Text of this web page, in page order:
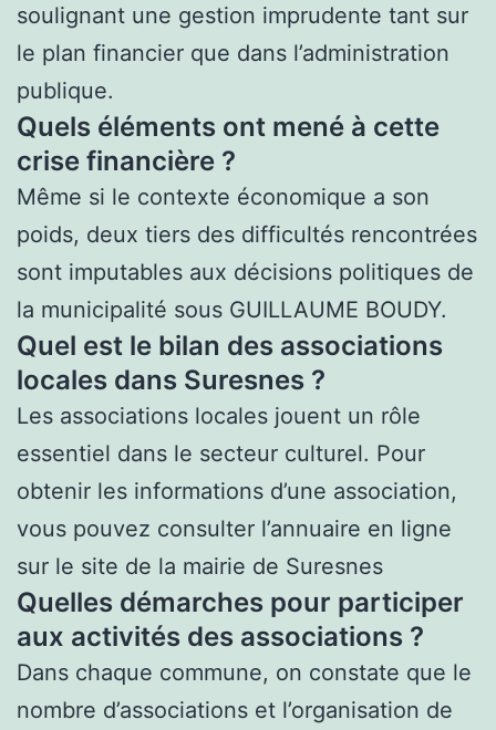
soulignant une gestion imprudente tant sur
le plan financier que dans l’administration
publique.
Quels éléments ont mené à cette
crise financière ?
Même si le contexte économique a son
poids, deux tiers des difficultés rencontrées
sont imputables aux décisions politiques de
la municipalité sous GUILLAUME BOUDY.
Quel est le bilan des associations
locales dans Suresnes ?
Les associations locales jouent un rôle
essentiel dans le secteur culturel. Pour
obtenir les informations d’une association,
vous pouvez consulter l’annuaire en ligne
sur le site de la mairie de Suresnes
Quelles démarches pour participer
aux activités des associations ?
Dans chaque commune, on constate que le
nombre d’associations et l’organisation de